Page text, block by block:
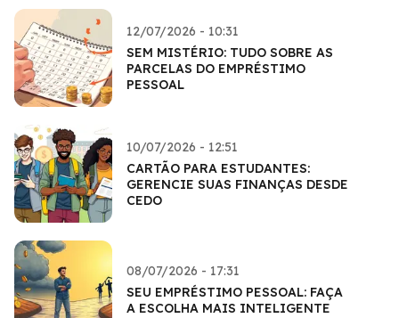
12/07/2026 - 10:31
SEM MISTÉRIO: TUDO SOBRE AS
PARCELAS DO EMPRÉSTIMO
PESSOAL
10/07/2026 - 12:51
CARTÃO PARA ESTUDANTES:
GERENCIE SUAS FINANÇAS DESDE
CEDO
08/07/2026 - 17:31
SEU EMPRÉSTIMO PESSOAL: FAÇA
A ESCOLHA MAIS INTELIGENTE